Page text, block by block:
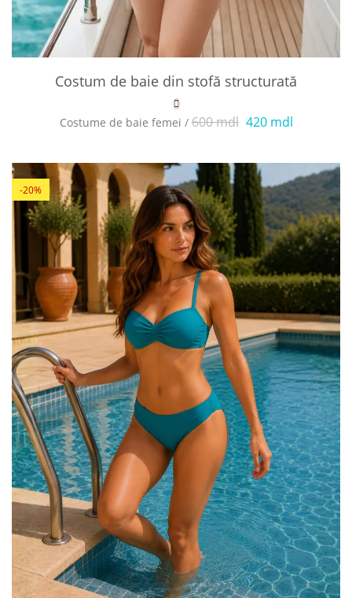
Costum de baie din stofă structurată
Costume de baie femei /600 mdl 420 mdl
-20%